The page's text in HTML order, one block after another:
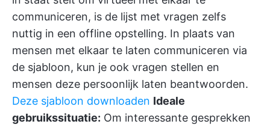
communiceren, is de lijst met vragen zelfs
nuttig in een offline opstelling. In plaats van
mensen met elkaar te laten communiceren via
de sjabloon, kun je ook vragen stellen en
mensen deze persoonlijk laten beantwoorden.
Deze sjabloon downloaden Ideale
gebruikssituatie: Om interessante gesprekken